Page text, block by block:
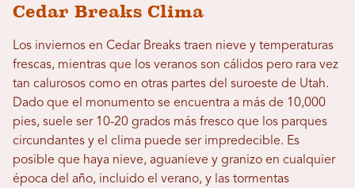
Cedar Breaks Clima
Los inviernos en Cedar Breaks traen nieve y temperaturas
frescas, mientras que los veranos son cálidos pero rara vez
tan calurosos como en otras partes del suroeste de Utah.
Dado que el monumento se encuentra a más de 10,000
pies, suele ser 10-20 grados más fresco que los parques
circundantes y el clima puede ser impredecible. Es
posible que haya nieve, aguanieve y granizo en cualquier
época del año, incluido el verano, y las tormentas